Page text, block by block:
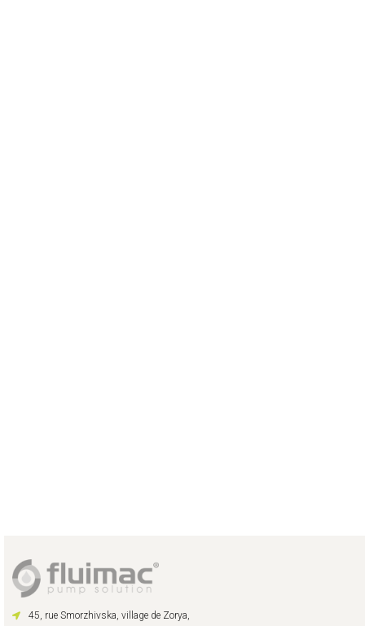
45, rue Smorzhivska, village de Zorya,